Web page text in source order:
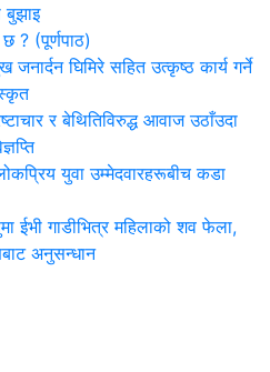
? (पूर्णपाठ)
जनार्दन घिमिरे सहित उत्कृष्ठ कार्य गर्ने
र बेथितिविरुद्ध आवाज उठाँउदा
युवा उम्मेदवारहरूबीच कडा
ईभी गाडीभित्र महिलाको शव फेला,
अनुसन्धान